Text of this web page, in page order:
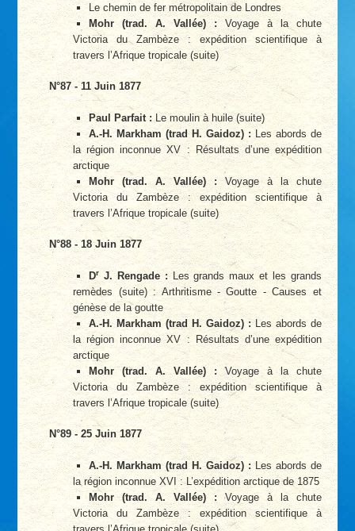
Le chemin de fer métropolitain de Londres
Mohr (trad. A. Vallée) : Voyage à la chute
Victoria du Zambèze : expédition scientifique à
travers l’Afrique tropicale (suite)
N°87 - 11 Juin 1877
Paul Parfait :Le moulin à huile (suite)
A.-H. Markham (trad H. Gaidoz) : Les abords de
la région inconnue XV : Résultats d’une expédition
arctique
Mohr (trad. A. Vallée) : Voyage à la chute
Victoria du Zambèze : expédition scientifique à
travers l’Afrique tropicale (suite)
N°88 - 18 Juin 1877
Dr J. Rengade :Les grands maux et les grands
remèdes (suite) : Arthritisme - Goutte - Causes et
génèse de la goutte
A.-H. Markham (trad H. Gaidoz) :Les abords de
la région inconnue XV : Résultats d’une expédition
arctique
Mohr (trad. A. Vallée) : Voyage à la chute
Victoria du Zambèze : expédition scientifique à
travers l’Afrique tropicale (suite)
N°89 - 25 Juin 1877
A.-H. Markham (trad H. Gaidoz) :Les abords de
la région inconnue XVI : L’expédition arctique de 1875
Mohr (trad. A. Vallée) : Voyage à la chute
Victoria du Zambèze : expédition scientifique à